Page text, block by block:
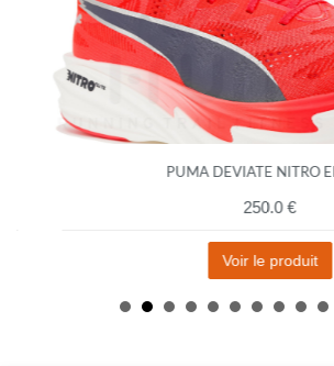
PUMA DEVIATE NITRO ELITE 4
250.0 €
Voir le produit